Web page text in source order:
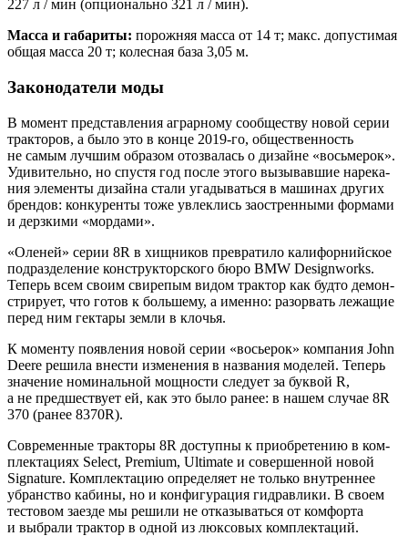
227 л / мин (опци­о­наль­но 321 л / мин).
Мас­са и габа­ри­ты: порож­няя мас­са от 14 т; макс. допу­сти­мая
общая мас­са 20 т; колес­ная база 3,05 м.
Законодатели моды
В момент пред­став­ле­ния аграр­но­му сооб­ще­ству новой серии
трак­то­ров, а было это в кон­це 2019-го, обще­ствен­ность
не самым луч­шим обра­зом ото­зва­лась о дизайне «вось­ме­рок».
Уди­ви­тель­но, но спу­стя год после это­го вызы­вав­шие наре­ка­
ния эле­мен­ты дизай­на ста­ли уга­ды­вать­ся в маши­нах дру­гих
брен­дов: кон­ку­рен­ты тоже увлек­лись заост­рен­ны­ми фор­ма­ми
и дерз­ки­ми «мор­да­ми».
«Оле­ней» серии 8R в хищ­ни­ков пре­вра­ти­ло кали­фор­ний­ское
под­раз­де­ле­ние кон­струк­тор­ско­го бюро BMW Designworks.
Теперь всем сво­им сви­ре­пым видом трак­тор как буд­то демон­
стри­ру­ет, что готов к боль­ше­му, а имен­но: разо­рвать лежа­щие
перед ним гек­та­ры зем­ли в клочья.
К момен­ту появ­ле­ния новой серии «восье­рок» ком­па­ния John
Deere реши­ла вне­сти изме­не­ния в назва­ния моде­лей. Теперь
зна­че­ние номи­наль­ной мощ­но­сти сле­ду­ет за бук­вой R,
а не пред­ше­ству­ет ей, как это было ранее: в нашем слу­чае 8R
370 (ранее 8370R).
Совре­мен­ные трак­то­ры 8R доступ­ны к при­об­ре­те­нию в ком­
плек­та­ци­ях Select, Premium, Ultimate и совер­шен­ной новой
Signature. Ком­плек­та­цию опре­де­ля­ет не толь­ко внут­рен­нее
убран­ство каби­ны, но и кон­фи­гу­ра­ция гид­рав­ли­ки. В сво­ем
тесто­вом заез­де мы реши­ли не отка­зы­вать­ся от ком­фор­та
и выбра­ли трак­тор в одной из люк­со­вых комплектаций.